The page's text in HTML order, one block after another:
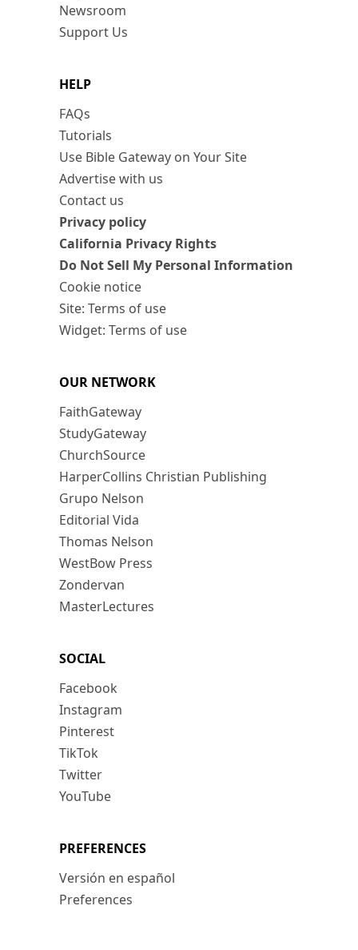
Newsroom
Support Us
HELP
FAQs
Tutorials
Use Bible Gateway on Your Site
Advertise with us
Contact us
Privacy policy
California Privacy Rights
Do Not Sell My Personal Information
Cookie notice
Site: Terms of use
Widget: Terms of use
OUR NETWORK
FaithGateway
StudyGateway
ChurchSource
HarperCollins Christian Publishing
Grupo Nelson
Editorial Vida
Thomas Nelson
WestBow Press
Zondervan
MasterLectures
SOCIAL
Facebook
Instagram
Pinterest
TikTok
Twitter
YouTube
PREFERENCES
Versión en español
Preferences